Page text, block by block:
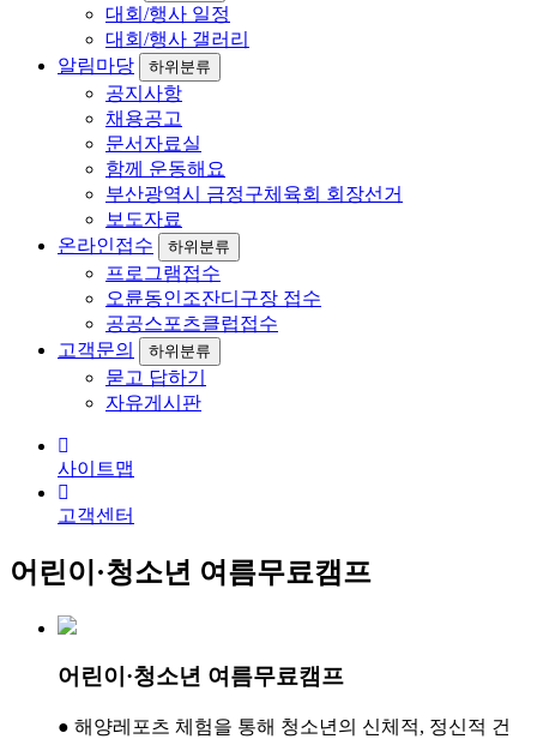
대회/행사 일정
대회/행사 갤러리
알림마당
하위분류
공지사항
채용공고
문서자료실
함께 운동해요
부산광역시 금정구체육회 회장선거
보도자료
온라인접수
하위분류
프로그램접수
오륜동인조잔디구장 접수
공공스포츠클럽접수
고객문의
하위분류
묻고 답하기
자유게시판
사이트맵
고객센터
어린이·청소년 여름무료캠프
어린이·청소년 여름무료캠프
● 해양레포츠 체험을 통해 청소년의 신체적, 정신적 건